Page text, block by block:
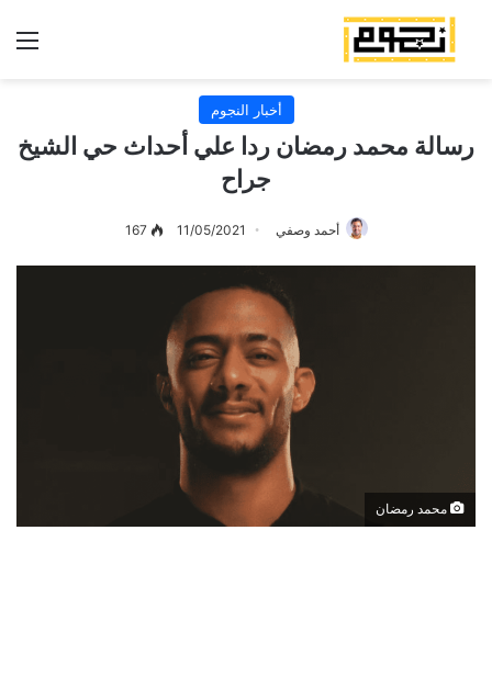
أخبار النجوم
رسالة محمد رمضان ردا علي أحداث حي الشيخ
جراح
أحمد وصفي 11/05/2021
167
محمد رمضان